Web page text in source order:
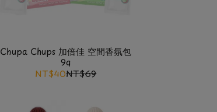
Chupa Chups 加倍佳 空間香氛包
9g
NT$40NT$69